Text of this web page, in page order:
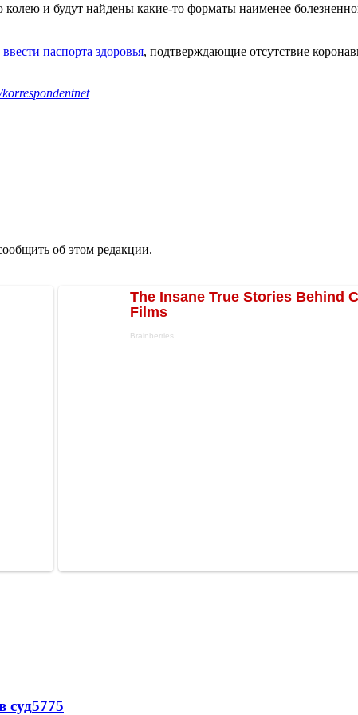
и будут найдены какие-то форматы наименее
ввести паспорта здоровья, подтверждающие отсутствие
об этом редакции.
суд5775